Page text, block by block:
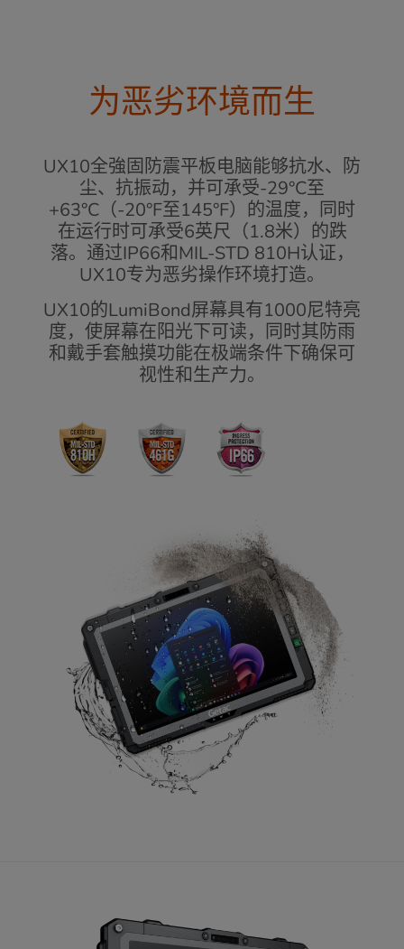
为恶劣环境而生
UX10全強固防震平板电脑能够抗水、防
尘、抗振动，并可承受-29°C至
+63°C（-20°F至145°F）的温度，同时
在运行时可承受6英尺（1.8米）的跌
落。通过IP66和MIL-STD 810H认证，
UX10专为恶劣操作环境打造。
UX10的LumiBond屏幕具有1000尼特亮
度，使屏幕在阳光下可读，同时其防雨
和戴手套触摸功能在极端条件下确保可
视性和生产力。